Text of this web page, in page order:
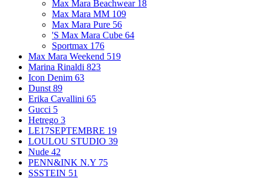
Max Mara Beachwear 18
Max Mara MM 109
Max Mara Pure 56
'S Max Mara Cube 64
Sportmax 176
Max Mara Weekend 519
Marina Rinaldi 823
Icon Denim 63
Dunst 89
Erika Cavallini 65
Gucci 5
Hetrego 3
LE17SEPTEMBRE 19
LOULOU STUDIO 39
Nude 42
PENN&INK N.Y 75
SSSTEIN 51